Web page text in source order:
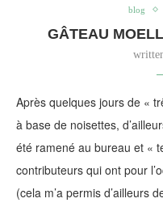
blog
GÂTEAU
Après quelques jours de «
à base de noisettes,
été ramené au bureau et «
contributeurs qui ont pour
(cela m’a permis d’ailleurs